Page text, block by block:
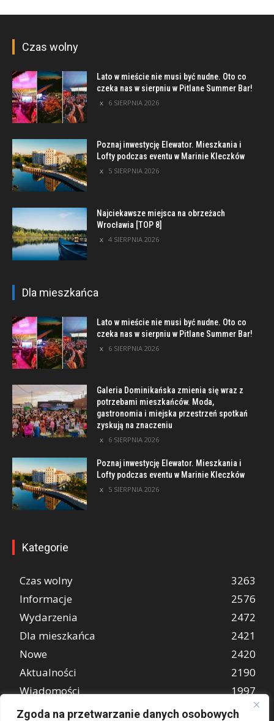
Zgoda na przetwarzanie danych osobowych
Czas wolny
Lato w mieście nie musi być nudne. Oto co
czeka nas w sierpniu w Pitlane Summer Bar!
6 SIERPNIA 2026
Poznaj inwestycję Elewator. Mieszkania i
Lofty podczas eventu w Marinie Kleczków
5 SIERPNIA 2026
Najciekawsze miejsca na obrzeżach
Wrocławia [TOP 8]
4 SIERPNIA 2026
Dla mieszkańca
Lato w mieście nie musi być nudne. Oto co
czeka nas w sierpniu w Pitlane Summer Bar!
6 SIERPNIA 2026
Galeria Dominikańska zmienia się wraz z
potrzebami mieszkańców. Moda,
gastronomia i miejska przestrzeń spotkań
zyskują na znaczeniu
6 SIERPNIA 2026
Poznaj inwestycję Elewator. Mieszkania i
Lofty podczas eventu w Marinie Kleczków
5 SIERPNIA 2026
Kategorie
Czas wolny
3263
Informacje
2576
Wydarzenia
2472
Dla mieszkańca
2421
Nowe
2420
Aktualności
2190
Wiadomości
1997
REKLAMA
849